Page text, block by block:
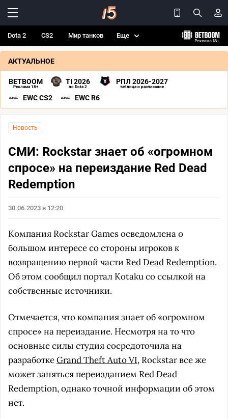
Dota 2 CS2 Мир танков Еще
АКТУАЛЬНОЕ
BETBOOM
Реклама 18+
TI 2026
по Dota 2
РПЛ 2026-2027
таблица и расписание
EWC CS2 EWC R6
Новость
СМИ: Rockstar знает об «огромном
спросе» на переиздание Red Dead
Redemption
30.06.2023 в 12:20
Компания Rockstar Games осведомлена о
большом интересе со стороны игроков к
возвращению первой части Red Dead Redemption.
Об этом сообщил портал Kotaku со ссылкой на
собственные источники.
Отмечается, что компания знает об «огромном
спросе» на переиздание. Несмотря на то что
основные силы студия сосредоточила на
разработкеGrand Theft Auto VI, Rockstar все же
может заняться переизданием Red Dead
Redemption, однако точной информации об этом
нет.